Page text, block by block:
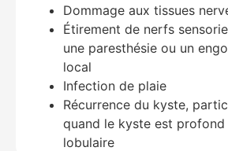
Dommage aux tissues
Étirement de nerfs
une paresthésie ou un
local
Infection de plaie
Récurrence du kyste,
quand le kyste est
lobulaire